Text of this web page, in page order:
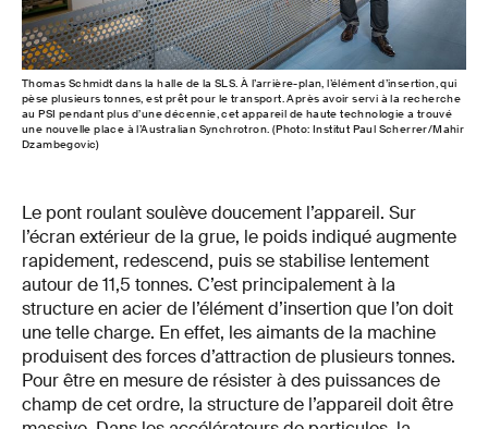
Thomas Schmidt dans la halle de la SLS. À l’arrière-plan, l’élément d’insertion, qui
pèse plusieurs tonnes, est prêt pour le transport. Après avoir servi à la recherche
au PSI pendant plus d’une décennie, cet appareil de haute technologie a trouvé
une nouvelle place à l’Australian Synchrotron. (Photo: Institut Paul Scherrer/Mahir
Dzambegovic)
Le pont roulant soulève doucement l’appareil. Sur
l’écran extérieur de la grue, le poids indiqué augmente
rapidement, redescend, puis se stabilise lentement
autour de 11,5 tonnes. C’est principalement à la
structure en acier de l’élément d’insertion que l’on doit
une telle charge. En effet, les aimants de la machine
produisent des forces d’attraction de plusieurs tonnes.
Pour être en mesure de résister à des puissances de
champ de cet ordre, la structure de l’appareil doit être